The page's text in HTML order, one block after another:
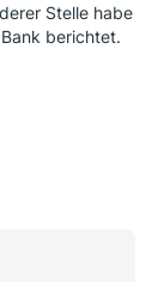
Stelle habe
berichtet.